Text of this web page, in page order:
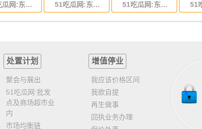
51吃瓜网:东莞到江西省物流专线,东莞到江西省物流公司 51吃瓜网:东莞到安徽省物流专线,东莞到安徽省物流公司 51吃瓜网:东莞到山东省物流专线,东莞到山东省物流公司
处置计划
聚会与展出
51吃瓜网:批发
点及商场超市业
内
市场均衡链
增值停业
我应该价格区间
我欲自提
再生做事
回执业务办理